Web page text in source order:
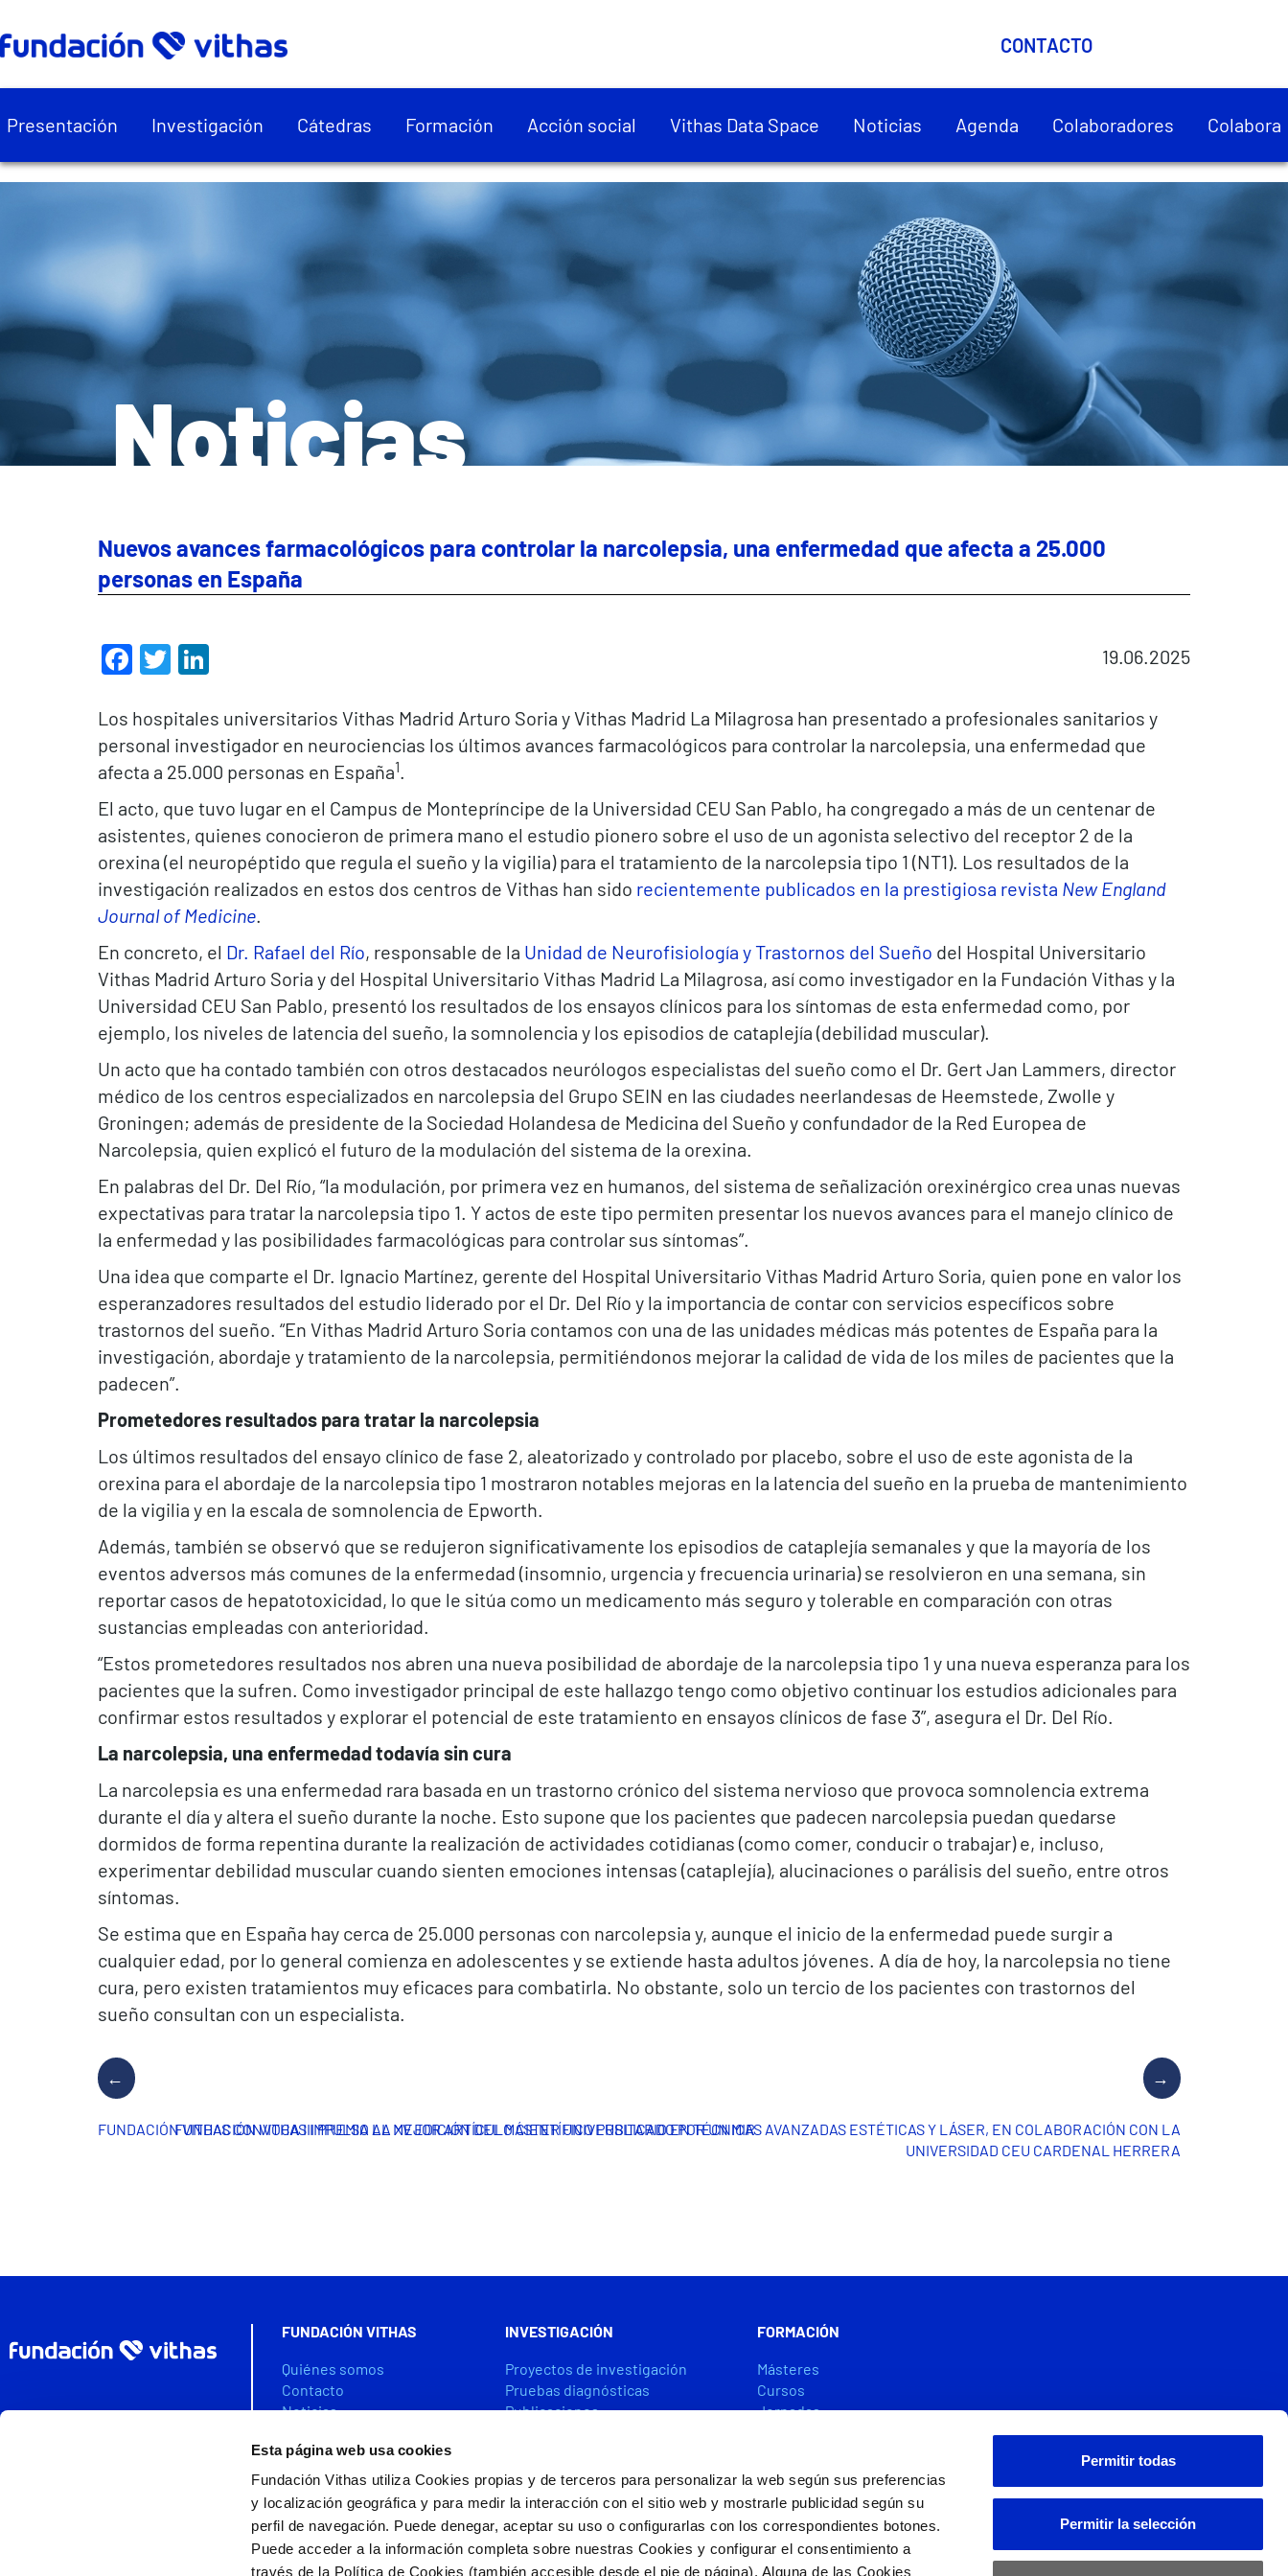
Esta página web usa cookies
Fundación Vithas utiliza Cookies propias y de terceros para personalizar la web según sus preferencias
y localización geográfica y para medir la interacción con el sitio web y mostrarle publicidad según su
perfil de navegación. Puede denegar, aceptar su uso o configurarlas con los correspondientes botones.
Puede acceder a la información completa sobre nuestras Cookies y configurar el consentimiento a
través de la Política de Cookies (también accesible desde el pie de página). Alguna de las Cookies
Permitir todas
Permitir la selección
CONTACTO
Presentación Investigación Cátedras Formación Acción social Vithas Data Space Noticias Agenda Colaboradores Colabora
Noticias
Nuevos avances farmacológicos para controlar la narcolepsia, una enfermedad que afecta a 25.000
personas en España
Facebook
Twitter 19.06.2025
Los hospitales universitarios Vithas Madrid Arturo Soria y Vithas Madrid La Milagrosa han presentado a profesionales sanitarios y
personal investigador en neurociencias los últimos avances farmacológicos para controlar la narcolepsia, una enfermedad que
afecta a 25.000 personas en España1.
El acto, que tuvo lugar en el Campus de Montepríncipe de la Universidad CEU San Pablo, ha congregado a más de un centenar de
asistentes, quienes conocieron de primera mano el estudio pionero sobre el uso de un agonista selectivo del receptor 2 de la
orexina (el neuropéptido que regula el sueño y la vigilia) para el tratamiento de la narcolepsia tipo 1 (NT1). Los resultados de la
investigación realizados en estos dos centros de Vithas han sido recientemente publicados en la prestigiosa revista New England
Journal of Medicine.
En concreto, el Dr. Rafael del Río, responsable de la Unidad de Neurofisiología y Trastornos del Sueño del Hospital Universitario
Vithas Madrid Arturo Soria y del Hospital Universitario Vithas Madrid La Milagrosa, así como investigador en la Fundación Vithas y la
Universidad CEU San Pablo, presentó los resultados de los ensayos clínicos para los síntomas de esta enfermedad como, por
ejemplo, los niveles de latencia del sueño, la somnolencia y los episodios de cataplejía (debilidad muscular).
Un acto que ha contado también con otros destacados neurólogos especialistas del sueño como el Dr. Gert Jan Lammers, director
médico de los centros especializados en narcolepsia del Grupo SEIN en las ciudades neerlandesas de Heemstede, Zwolle y
Groningen; además de presidente de la Sociedad Holandesa de Medicina del Sueño y confundador de la Red Europea de
Narcolepsia, quien explicó el futuro de la modulación del sistema de la orexina.
En palabras del Dr. Del Río, “la modulación, por primera vez en humanos, del sistema de señalización orexinérgico crea unas nuevas
expectativas para tratar la narcolepsia tipo 1. Y actos de este tipo permiten presentar los nuevos avances para el manejo clínico de
la enfermedad y las posibilidades farmacológicas para controlar sus síntomas”.
Una idea que comparte el Dr. Ignacio Martínez, gerente del Hospital Universitario Vithas Madrid Arturo Soria, quien pone en valor los
esperanzadores resultados del estudio liderado por el Dr. Del Río y la importancia de contar con servicios específicos sobre
trastornos del sueño. “En Vithas Madrid Arturo Soria contamos con una de las unidades médicas más potentes de España para la
investigación, abordaje y tratamiento de la narcolepsia, permitiéndonos mejorar la calidad de vida de los miles de pacientes que la
padecen”.
Prometedores resultados para tratar la narcolepsia
Los últimos resultados del ensayo clínico de fase 2, aleatorizado y controlado por placebo, sobre el uso de este agonista de la
orexina para el abordaje de la narcolepsia tipo 1 mostraron notables mejoras en la latencia del sueño en la prueba de mantenimiento
de la vigilia y en la escala de somnolencia de Epworth.
Además, también se observó que se redujeron significativamente los episodios de cataplejía semanales y que la mayoría de los
eventos adversos más comunes de la enfermedad (insomnio, urgencia y frecuencia urinaria) se resolvieron en una semana, sin
reportar casos de hepatotoxicidad, lo que le sitúa como un medicamento más seguro y tolerable en comparación con otras
sustancias empleadas con anterioridad.
“Estos prometedores resultados nos abren una nueva posibilidad de abordaje de la narcolepsia tipo 1 y una nueva esperanza para los
pacientes que la sufren. Como investigador principal de este hallazgo tengo como objetivo continuar los estudios adicionales para
confirmar estos resultados y explorar el potencial de este tratamiento en ensayos clínicos de fase 3”, asegura el Dr. Del Río.
La narcolepsia, una enfermedad todavía sin cura
La narcolepsia es una enfermedad rara basada en un trastorno crónico del sistema nervioso que provoca somnolencia extrema
durante el día y altera el sueño durante la noche. Esto supone que los pacientes que padecen narcolepsia puedan quedarse
dormidos de forma repentina durante la realización de actividades cotidianas (como comer, conducir o trabajar) e, incluso,
experimentar debilidad muscular cuando sienten emociones intensas (cataplejía), alucinaciones o parálisis del sueño, entre otros
síntomas.
Se estima que en España hay cerca de 25.000 personas con narcolepsia y, aunque el inicio de la enfermedad puede surgir a
cualquier edad, por lo general comienza en adolescentes y se extiende hasta adultos jóvenes. A día de hoy, la narcolepsia no tiene
cura, pero existen tratamientos muy eficaces para combatirla. No obstante, solo un tercio de los pacientes con trastornos del
sueño consultan con un especialista.
FUNDACIÓN VITHAS CONVOCA III PREMIO AL MEJOR ARTÍCULO CIENTÍFICO PUBLICADO POR UN MIR
FUNDACIÓN VITHAS IMPULSA LA XV EDICIÓN DEL MÁSTER UNIVERSITARIO EN TÉCNICAS AVANZADAS ESTÉTICAS Y LÁSER, EN COLABORACIÓN CON LA
UNIVERSIDAD CEU CARDENAL HERRERA
FUNDACIÓN VITHAS
Quiénes somos
Contacto
Noticias
Colabora
VITHAS DATA SPACE
INVESTIGACIÓN
Proyectos de investigación
Pruebas diagnósticas
Publicaciones
CÁTEDRAS
FORMACIÓN
Másteres
Cursos
Jornadas
ACCIÓN SOCIAL